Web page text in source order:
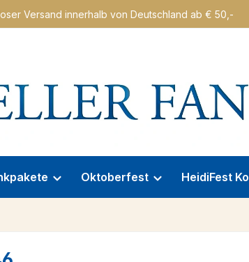
Versand innerhalb von Deutschland ab € 50,-
Oktoberfest HeidiFest